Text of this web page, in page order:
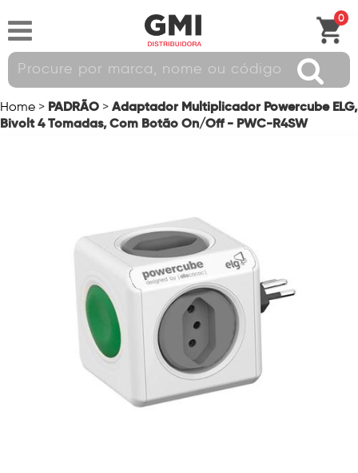
0
Home > PADRÃO > Adaptador Multiplicador Powercube ELG,
Bivolt 4 Tomadas, Com Botão On/Off - PWC-R4SW